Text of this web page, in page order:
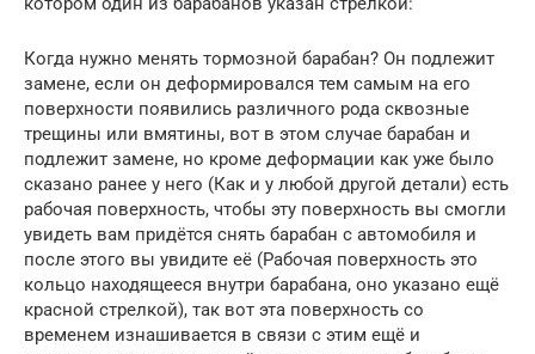
Когда нужно менять тормозной барабан? Он подлежит
замене, если он деформировался тем самым на его
поверхности появились различного рода сквозные
трещины или вмятины, вот в этом случае барабан и
подлежит замене, но кроме деформации как уже было
сказано ранее у него (Как и у любой другой детали) есть
рабочая поверхность, чтобы эту поверхность вы смогли
увидеть вам придётся снять барабан с автомобиля и
после этого вы увидите её (Рабочая поверхность это
кольцо находящееся внутри барабана, оно указано ещё
красной стрелкой), так вот эта поверхность со
временем изнашивается в связи с этим ещё и